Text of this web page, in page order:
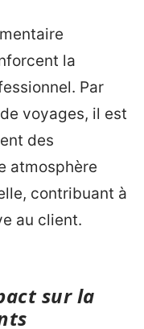
la
Par
voyages, il est
des
atmosphère
contribuant à
au client.
sur la